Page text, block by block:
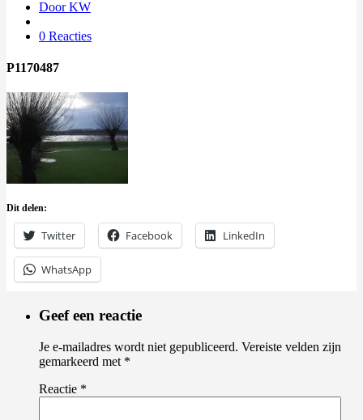
Door KW
0 Reacties
P1170487
Dit delen:
Twitter Facebook LinkedIn
WhatsApp
Geef een reactie
Je e-mailadres wordt niet gepubliceerd. Vereiste velden zijn
gemarkeerd met *
Reactie *